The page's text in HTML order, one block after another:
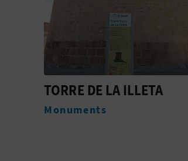
ILLETA DELS BANYETS
Monuments